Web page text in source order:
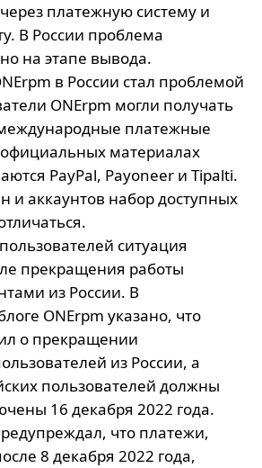
платежную систему и
В России проблема
на этапе вывода.
в России стал проблемой
ONErpm могли получать
платежные
материалах
PayPal, Payoneer и Tipalti.
и аккаунтов набор доступных
ситуация
прекращения работы
из России. В
ONErpm указано, что
о прекращении
из России, а
пользователей должны
16 декабря 2022 года.
что платежи,
8 декабря 2022 года,